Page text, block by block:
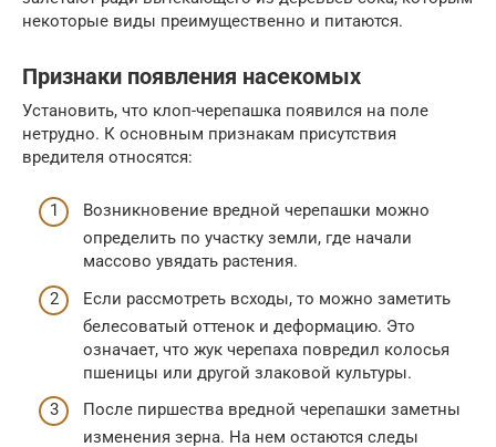
некоторые виды преимущественно и питаются.
Признаки появления насекомых
Установить, что клоп-черепашка появился на поле
нетрудно. К основным признакам присутствия
вредителя относятся:
Возникновение вредной черепашки можно
определить по участку земли, где начали
массово увядать растения.
Если рассмотреть всходы, то можно заметить
белесоватый оттенок и деформацию. Это
означает, что жук черепаха повредил колосья
пшеницы или другой злаковой культуры.
После пиршества вредной черепашки заметны
изменения зерна. На нем остаются следы